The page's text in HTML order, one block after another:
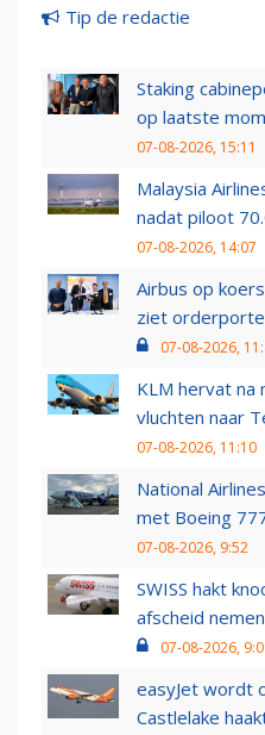
Tip de redactie
Staking
op laatste
07-08-2026, 15:11
Malaysia
nadat piloot
07-08-2026, 14:07
Airbus op
ziet
07-08-2026,
KLM hervat na
vluchten naar
07-08-2026, 11:10
National
met Boeing
07-08-2026, 9:52
SWISS hakt
afscheid
07-08-2026,
easyJet wordt
Castlelake